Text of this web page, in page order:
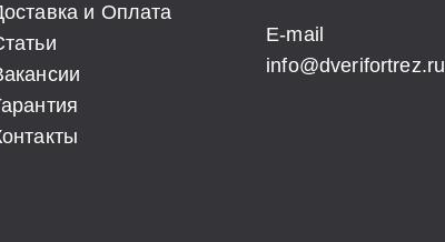
и Оплата
E-mail
info@dverifortrez.ru